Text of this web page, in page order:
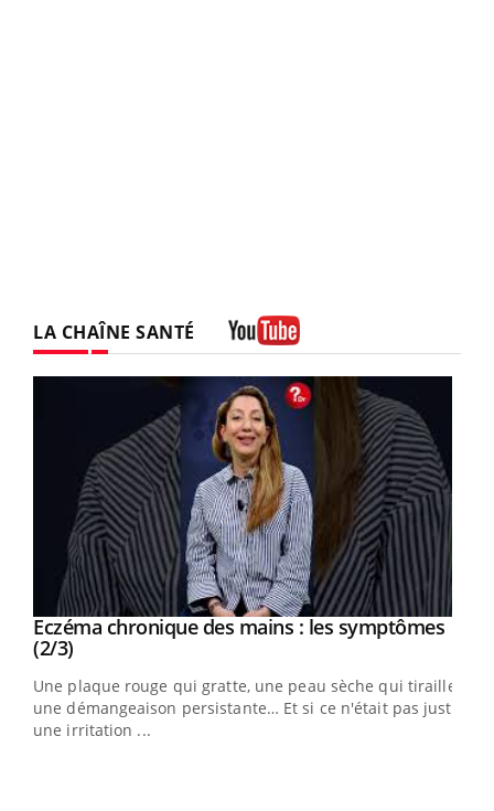
LA CHAÎNE SANTÉ
Youtube
Eczéma chronique des mains : les symptômes
(2/3)Youtube
Une plaque rouge qui gratte, une peau sèche qui tiraille,
une démangeaison persistante… Et si ce n'était pas juste
une irritation ...